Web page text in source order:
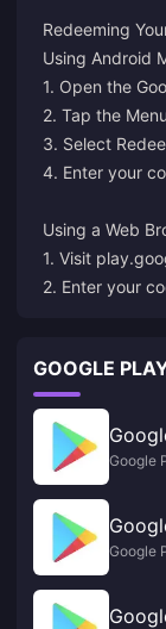
Redeeming
Using Android
1. Open the
2. Tap the
3. Select
4. Enter your
Using a Web
1. Visit
2. Enter your
GOOGLE
Google
Google